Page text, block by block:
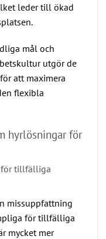
leder till ökad
mål och
utgör de
att maximera
flexibla
hyrlösningar för
för tillfälliga
missuppfattning
för tillfälliga
mycket mer